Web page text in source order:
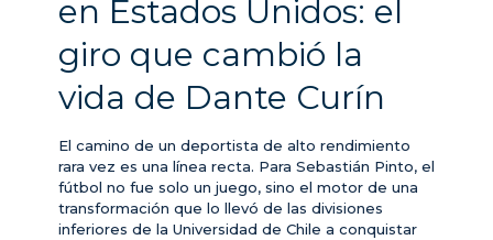
en Estados Unidos: el
giro que cambió la
vida de Dante Curín
El camino de un deportista de alto rendimiento
rara vez es una línea recta. Para Sebastián Pinto, el
fútbol no fue solo un juego, sino el motor de una
transformación que lo llevó de las divisiones
inferiores de la Universidad de Chile a conquistar